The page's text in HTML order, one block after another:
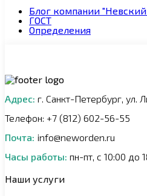
Блог компании
ГОСТ
Определения
Адрес: г. Санкт-Петербург, ул.
Телефон: +7 (812) 602-56-55
Почта: info@neworden.ru
Часы работы: пн-пт, с 10:00 до
Наши услуги